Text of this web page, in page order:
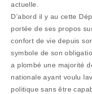
actuelle.
D’abord il y au cette
portée de ses propos
confort de vie depuis
symbole de son
a plombé une majorité
nationale ayant voulu
politique sans être